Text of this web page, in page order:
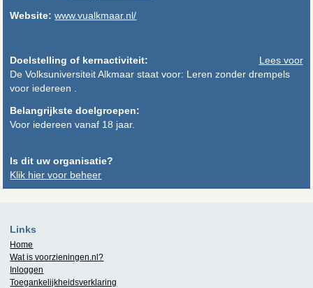
Website: www.vualkmaar.nl/
Lees voor
Doelstelling of kernactiviteit:
De Volksuniversiteit Alkmaar staat voor: Leren zonder drempels
voor iedereen .
Belangrijkste doelgroepen:
Voor iedereen vanaf 18 jaar.
Is dit uw organisatie?
Klik hier voor beheer
Links
Home
Wat is voorzieningen.nl?
Inloggen
Toegankelijkheidsverklaring